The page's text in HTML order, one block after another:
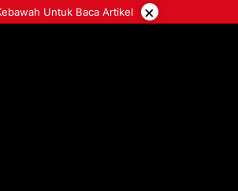
Untuk Baca Artikel ×